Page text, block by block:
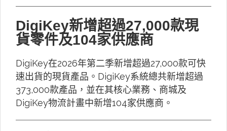
DigiKey新增超過27,000款現
貨零件及104家供應商
DigiKey在2026年第二季新增超過27,000款可快
速出貨的現貨產品。DigiKey系統總共新增超過
373,000款產品，並在其核心業務、商城及
DigiKey物流計畫中新增104家供應商。